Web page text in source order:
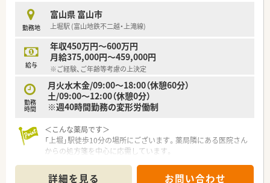
■年間1.6万件という圧倒的な在宅訪問実績の中で、ターミナル
ケアなど高度な医療に貢献できることが大きなやりがいです。
■入社当初からの時短勤務が可能であるなど、一人ひとりの働き
方に寄り添う柔軟な体制が整っている点が非常におすすめで
す。
■チーム医療の一員として医師や看護師から頼りにされる場面
勤務地
富山県 富山市
上堀駅 (富山地鉄不二越・上滝線)
給与
年収450万円～600万円
月給375,000円～459,000円
※ご経験、ご年齢等考慮の上決定
勤務
時間
月火水木金/09:00～18:00（休憩60分）
土/09:00～12:00（休憩0分）
※週40時間勤務の変形労働制
＜こんな薬局です＞
「上堀」駅徒歩10分の場所にございます。薬局隣にある医院さん
からの処方箋を中心に応需しています。
＜業務内容＞
詳細を見る お問い合わせ